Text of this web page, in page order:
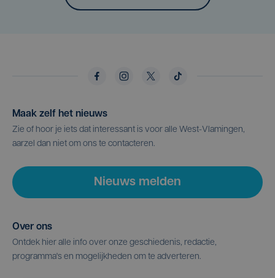
Maak zelf het nieuws
Zie of hoor je iets dat interessant is voor alle West-Vlamingen,
aarzel dan niet om ons te contacteren.
Nieuws melden
Over ons
Ontdek hier alle info over onze geschiedenis, redactie,
programma's en mogelijkheden om te adverteren.